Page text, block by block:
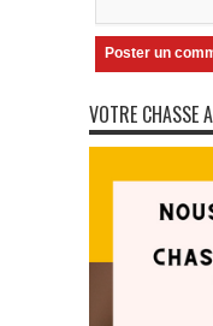
VOTRE CHASSE